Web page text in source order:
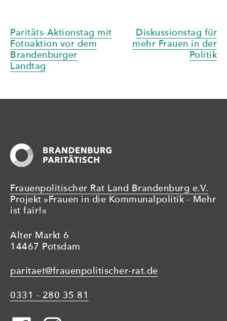
Beitragsnavigation
Paritäts-Aktionstag mit
Fotoaktion vor dem
Brandenburger
Landtag
Diskussionstag für
mehr Frauen in der
Politik
Frauenpolitischer Rat Land Brandenburg e.V.
Projekt »Frauen in die Kommunalpolitik - Mehr
ist fair!«
Alter Markt 6
14467 Potsdam
paritaet@frauenpolitischer-rat.de
0331 - 280 35 81